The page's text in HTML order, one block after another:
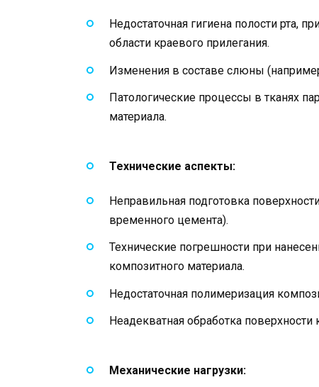
Недостаточная гигиена полости рта,
области краевого прилегания.
Изменения в составе слюны
Патологические процессы в тканях
материала.
Технические аспекты:
Неправильная подготовка
временного цемента).
Технические погрешности при
композитного материала.
Недостаточная полимеризация
Неадекватная обработка
Механические нагрузки: